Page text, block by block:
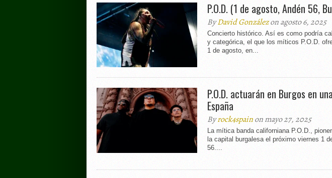
P.O.D. (1 de agosto, Andén 56,
ByDavid Gonzálezon agosto 6, 2025
Concierto histórico. Así es como podría
y categórica, el que los míticos P.O.D.
1 de agosto, en...
P.O.D. actuarán en Burgos en
España
Byrock4spainon mayo 27, 2025
La mítica banda californiana P.O.D.,
la capital burgalesa el próximo viernes 1
56....